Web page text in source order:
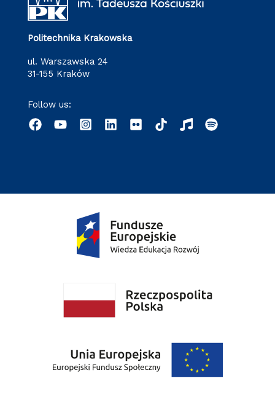
Politechnika Krakowska
ul. Warszawska 24
31-155 Kraków
Follow us: